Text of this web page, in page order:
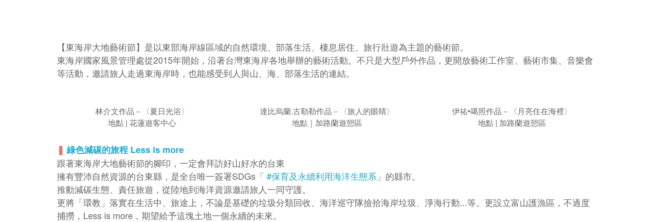
【東海岸大地藝術節】是以東部海岸線區域的自然環境、部落生活、棲息居住、旅行壯遊為主題的藝術節。
東海岸國家風景管理處從2015年開始，沿著台灣東海岸各地舉辦的藝術活動。不只是大型戶外作品，更開放藝術工作室、藝術市集、音樂會
等活動，邀請旅人走過東海岸時，也能感受到人與山、海、部落生活的連結。
林介文作品－〈夏日光浴〉
地點 | 花蓮遊客中心
達比烏蘭.古勒勒作品－〈旅人的眼睛〉
地點｜加路蘭遊憩區
伊祐•噶照作品－〈月亮住在海裡〉
地點 | 加路蘭遊憩區
❚ 綠色減碳的旅程 Less is more
跟著東海岸大地藝術節的腳印，一定會拜訪好山好水的台東
擁有豐沛自然資源的台東縣，是全台唯一簽署SDGs「 #保育及永續利用海洋生態系 」的縣市。
推動減碳生態、責任旅遊，從陸地到海洋資源邀請旅人一同守護。
更將「環教」落實在生活中、旅途上，不論是基礎的垃圾分類回收、海洋巡守隊撿拾海岸垃圾、淨海行動...等。更設立富山護漁區，不過度
捕撈，Less is more，期望給予這塊土地一個永續的未來。